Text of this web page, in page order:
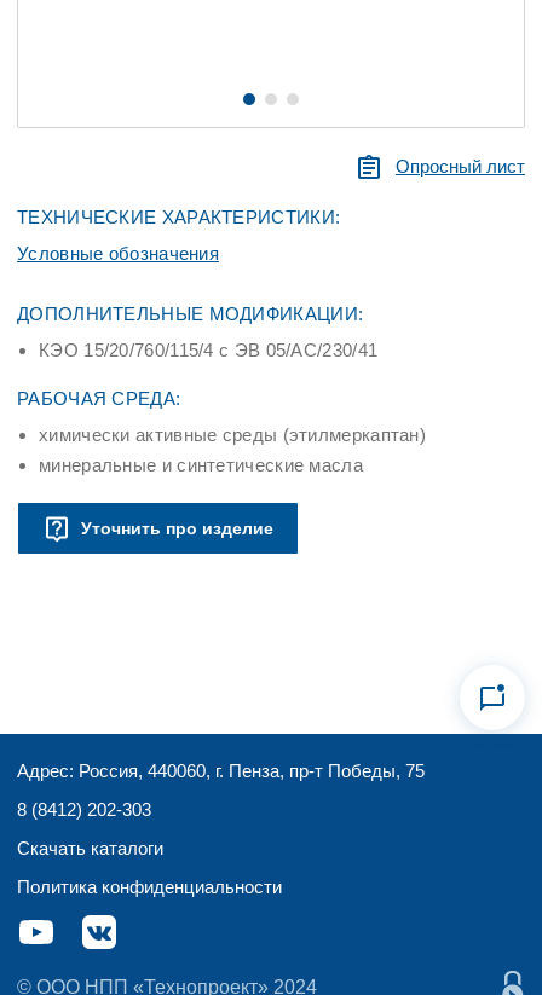
Опросный лист
ТЕХНИЧЕСКИЕ ХАРАКТЕРИСТИКИ:
Условные обозначения
ДОПОЛНИТЕЛЬНЫЕ МОДИФИКАЦИИ:
КЭО 15/20/760/115/4 с ЭВ 05/AС/230/41
РАБОЧАЯ СРЕДА:
химически активные среды (этилмеркаптан)
минеральные и синтетические масла
Уточнить про изделие
Адрес: Россия, 440060, г. Пенза, пр-т Победы, 75
8 (8412) 202-303
Скачать каталоги
Политика конфиденциальности
© ООО НПП «Технопроект» 2024